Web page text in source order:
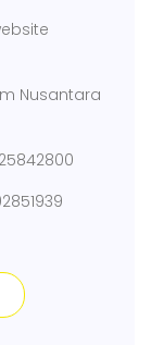
Nusantara